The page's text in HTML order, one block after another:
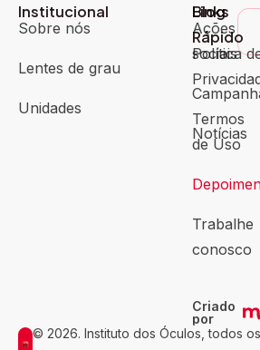
Institucional
Sobre nós
Lentes de grau
Unidades
Blog
Ações
sociais
Notícias
Links
Rápido
Política
Termos
de Uso
Trabalhe
conosco
Criado
por
© 2026. Instituto dos Óculos, todos